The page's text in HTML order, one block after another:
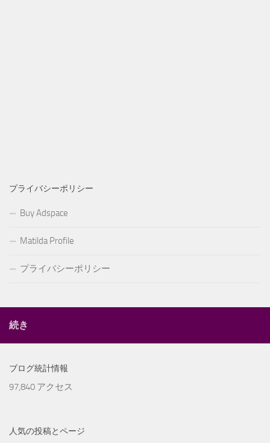
プライバシーポリシー
Buy Adspace
Matilda Profile
プライバシーポリシー
続き
ブログ統計情報
97,840 アクセス
人気の投稿とページ